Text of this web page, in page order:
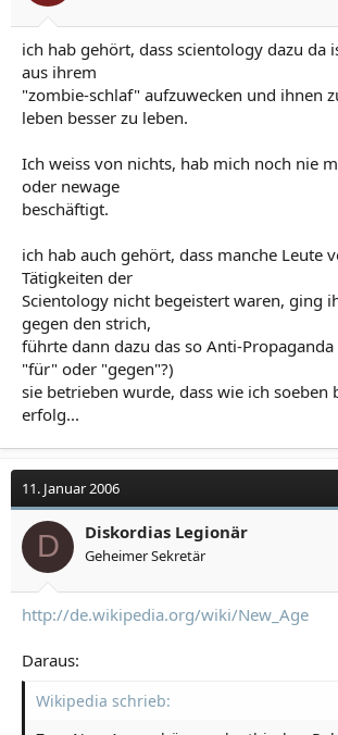
ich hab gehört, dass scientology dazu da
aus ihrem
"zombie-schlaf" aufzuwecken und ihnen
leben besser zu leben.
Ich weiss von nichts, hab mich noch nie
oder newage
beschäftigt.
ich hab auch gehört, dass manche Leute
Tätigkeiten der
Scientology nicht begeistert waren, ging
gegen den strich,
führte dann dazu das so Anti-
"für" oder "gegen"?)
sie betrieben wurde, dass wie ich soeben
erfolg...
11. Januar 2006
D Diskordias Legionär
Geheimer Sekretär
http://de.wikipedia.org/wiki/New_Age
Daraus:
Wikipedia schrieb: